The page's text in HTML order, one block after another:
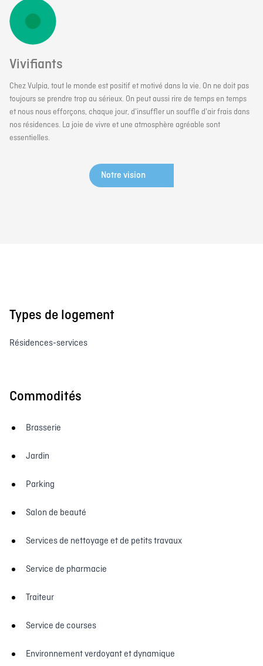
Vivifiants
Chez Vulpia, tout le monde est positif et motivé dans la vie. On ne doit pas
toujours se prendre trop au sérieux. On peut aussi rire de temps en temps
et nous nous efforçons, chaque jour, d'insuffler un souffle d'air frais dans
nos résidences. La joie de vivre et une atmosphère agréable sont
essentielles.
Notre vision
Types de logement
Résidences-services
Commodités
Brasserie
Jardin
Parking
Salon de beauté
Services de nettoyage et de petits travaux
Service de pharmacie
Traiteur
Service de courses
Environnement verdoyant et dynamique